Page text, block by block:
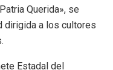
Querida», se
dirigida a los cultores
Estadal del